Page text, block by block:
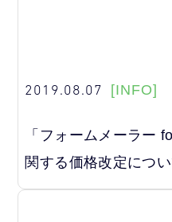
2019.08.07 [INFO]
「フォームメーラー
関する価格改定につ